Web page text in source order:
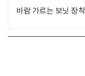
바람 가르는 보닛 장